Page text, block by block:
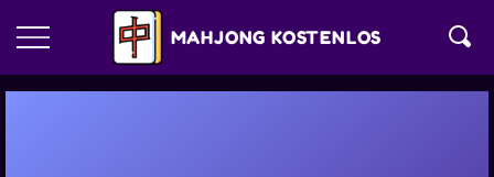
MAHJONG KOSTENLOS